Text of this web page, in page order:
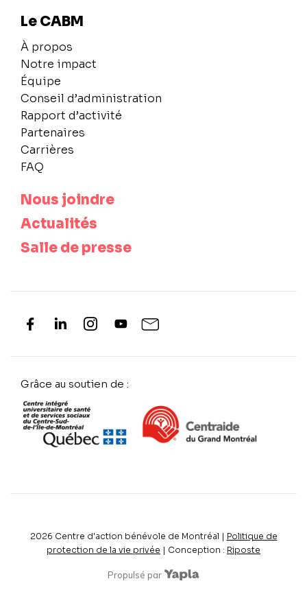
Le CABM
À propos
Notre impact
Équipe
Conseil d’administration
Rapport d’activité
Partenaires
Carrières
FAQ
Nous joindre
Actualités
Salle de presse
Grâce au soutien de :
2026 Centre d'action bénévole de Montréal | Politique de
protection de la vie privée | Conception : Riposte
Propulsé par